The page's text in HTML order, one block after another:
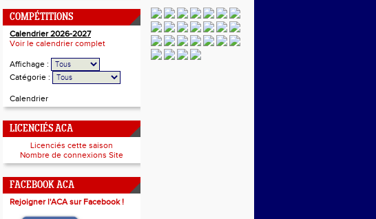
COMPÉTITIONS
Calendrier 2026-2027
Voir le calendrier complet
Affichage :
Catégorie :
Calendrier
LICENCIÉS ACA
Licenciés cette saison
Nombre de connexions Site
FACEBOOK ACA
Rejoigner l'ACA sur Facebook !